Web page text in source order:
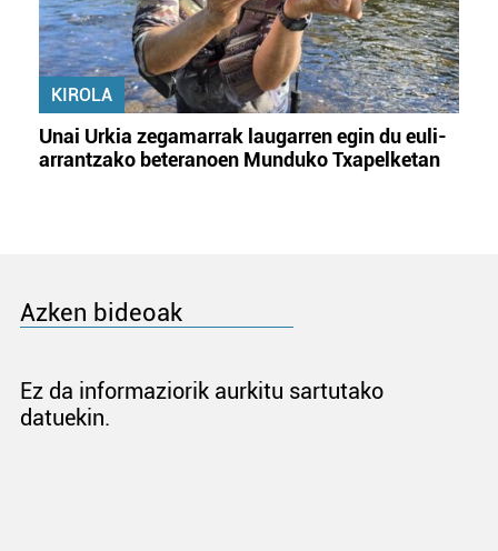
KIROLA
Unai Urkia zegamarrak laugarren egin du euli-
arrantzako beteranoen Munduko Txapelketan
Azken bideoak
Ez da informaziorik aurkitu sartutako
datuekin.